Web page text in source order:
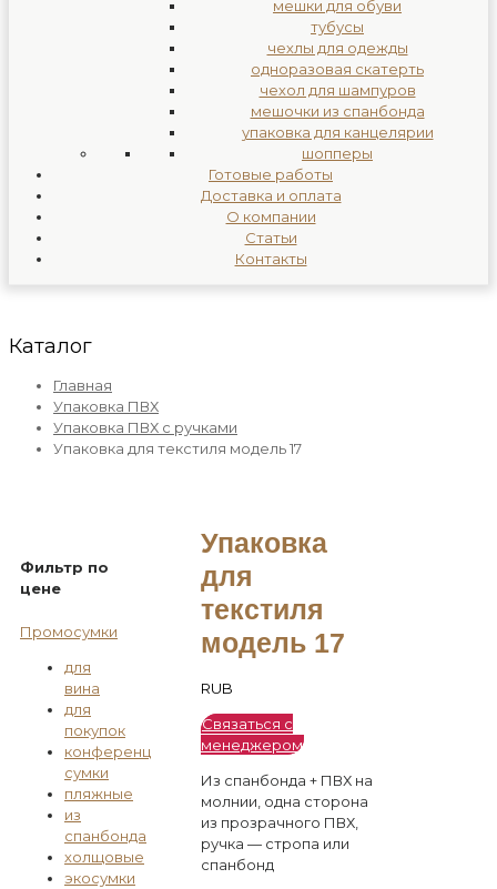
мешки для обуви
тубусы
чехлы для одежды
одноразовая скатерть
чехол для шампуров
мешочки из спанбонда
упаковка для канцелярии
шопперы
Готовые работы
Доставка и оплата
О компании
Статьи
Контакты
Каталог
Главная
Упаковка ПВХ
Упаковка ПВХ с ручками
Упаковка для текстиля модель 17
Упаковка
для
текстиля
модель 17
RUB
Связаться с
менеджером
Из спанбонда + ПВХ на
молнии, одна сторона
из прозрачного ПВХ,
ручка — стропа или
спанбонд
Фильтр по
цене
Промосумки
для
вина
для
покупок
конференц
сумки
пляжные
из
спанбонда
холщовые
экосумки